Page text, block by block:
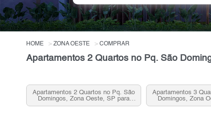
HOME ZONA OESTE COMPRAR
Apartamentos 2 Quartos no Pq. São
Apartamentos 2 Quartos no Pq. São
Domingos, Zona Oeste, SP para
Venda
Apartamentos 3
Domingos, Zona